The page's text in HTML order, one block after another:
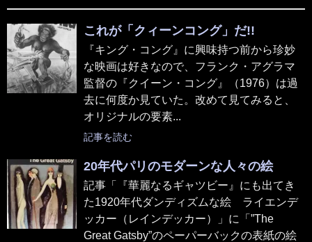
これが「クィーンコング」だ!!
『キング・コング』に興味持つ前から珍妙
な映画は好きなので、フランク・アグラマ
監督の『クイーン・コング』（1976）は過
去に何度か見ていた。改めて見てみると、
オリジナルの要素...
記事を読む
20年代パリのモダーンな人々の絵
記事「『華麗なるギャツビー』にも出てき
た1920年代ダンディズムな絵 ライエンデ
ッカー（レインデッカー）」に「”The
Great Gatsby”のペーパーバックの表紙の絵